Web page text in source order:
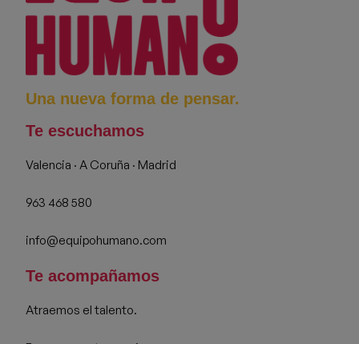
Una nueva forma de pensar.
Te escuchamos
Valencia · A Coruña · Madrid
963 468 580
info@equipohumano.com
Te acompañamos
Atraemos el talento.